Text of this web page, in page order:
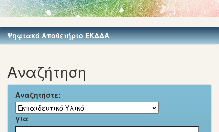
Ψηφιακό Αποθετήριο ΕΚΔΔΑ
Αναζήτηση
Αναζητήστε:
για